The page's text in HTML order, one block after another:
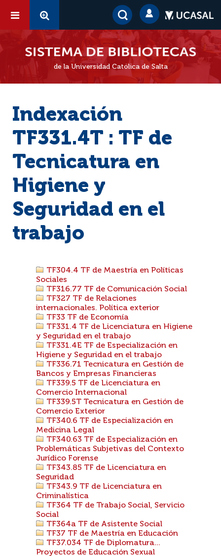
de la Universidad Católica de Salta
Indexación
TF331.4T : TF de
Tecnicatura en
Higiene y
Seguridad en el
trabajo
TF304.4 TF de Maestría en Políticas
Sociales
TF316.77 TF de Comunicación Social
TF327 TF de Relaciones
internacionales. Política exterior
TF33 TF de Economía
TF331.4 TF de Licenciatura en Higiene
y Seguridad en el trabajo
TF331.4E TF de Especialización en
Higiene y Seguridad en el trabajo
TF336.71 Tecnicatura en Gestión de
Bancos y Empresas Financieras
TF339.5 TF de Licenciatura en
Comercio Internacional
TF339.5T Tecnicatura en Gestión de
Comercio Exterior
TF340.6 TF de Especialización en
Medicina Legal
TF340.63 TF de Especialización en
Problemáticas Subjetivas del Contexto
Jurídico Forense
TF343.85 TF de Licenciatura en
Seguridad
TF343.9 TF de Licenciatura en
Criminalística
TF364 TF de Trabajo Social, Servicio
Social
TF364a TF de Asistente Social
TF37 TF de Maestría en Educación
TF37.034 TF de Diplomatura...
Proyectos de Educación Sexual